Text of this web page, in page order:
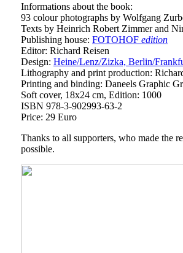
Informations about the book:
93 colour photographs by Wolfgang
Texts by Heinrich Robert Zimmer and
Publishing house: FOTOHOF edition
Editor: Richard Reisen
Design: Heine/Lenz/Zizka, Berlin/
Lithography and print production:
Printing and binding: Daneels Graphic
Soft cover, 18x24 cm, Edition: 1000
ISBN 978-3-902993-63-2
Price: 29 Euro
Thanks to all supporters, who made the
possible.